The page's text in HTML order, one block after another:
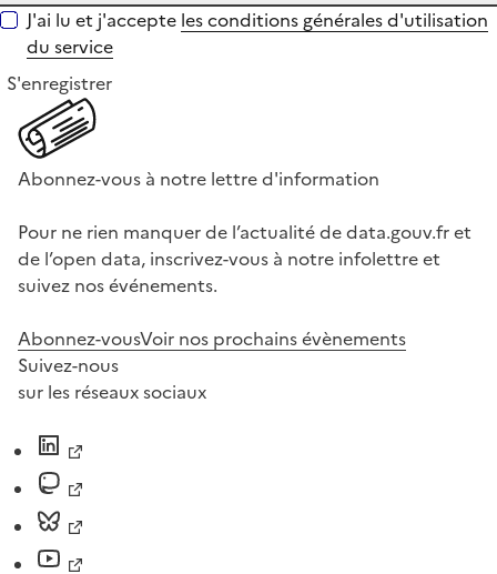
J'ai lu et j'accepte les conditions générales d'utilisation
du service
S'enregistrer
Abonnez-vous à notre lettre d'information
Pour ne rien manquer de l’actualité de data.gouv.fr et
de l’open data, inscrivez-vous à notre infolettre et
suivez nos événements.
Abonnez-vousVoir nos prochains évènements
Suivez-nous
sur les réseaux sociaux